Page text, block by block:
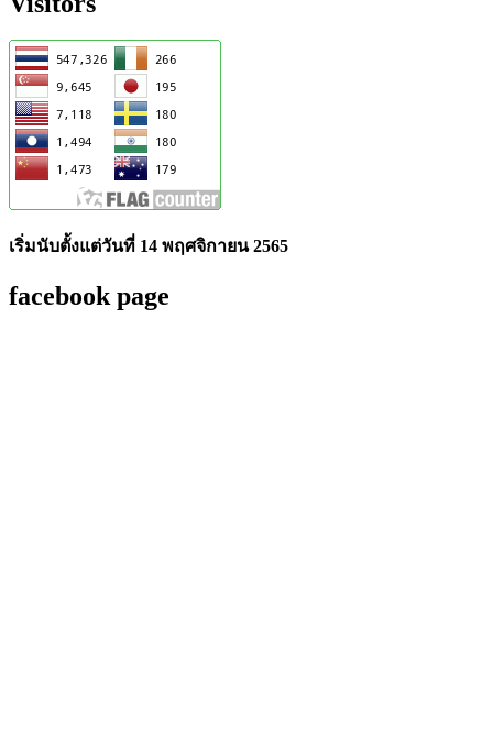
เริ่มนับตั้งแต่วันที่ 14 พฤศจิกายน 2565
facebook page